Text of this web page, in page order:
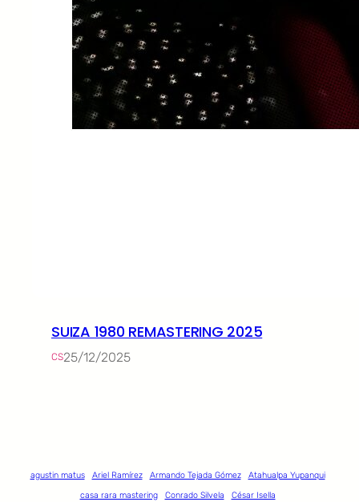
SUIZA 1980 REMASTERING 2025
CS25/12/2025
agustin matus Ariel Ramírez Armando Tejada Gómez
Atahualpa Yupanqui
casa rara mastering
Conrado Silvela
César Isella